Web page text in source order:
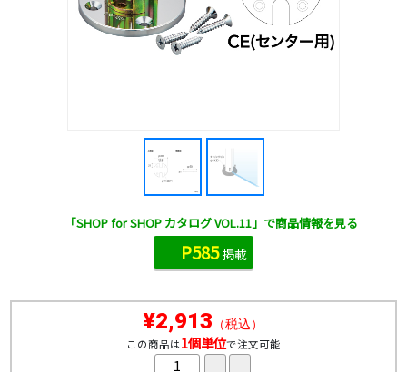
¥2,913 （税込）
この商品は1個単位で注文可能
「SHOP for SHOP カタログ VOL.11」で商品情報を見る
P585掲載